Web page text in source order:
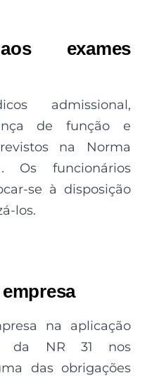
exames
admissional,
de função e
na Norma
Os funcionários
se à disposição
los.
na aplicação
da NR 31 nos
das obrigações